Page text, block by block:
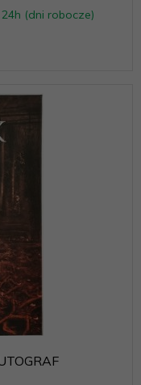
(dni robocze)